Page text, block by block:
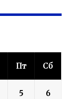
Пт Сб
5 6